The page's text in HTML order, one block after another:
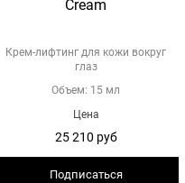
Cream
Крем-лифтинг для кожи вокруг
глаз
Объем: 15 мл
Цена
25 210 руб
Подписаться